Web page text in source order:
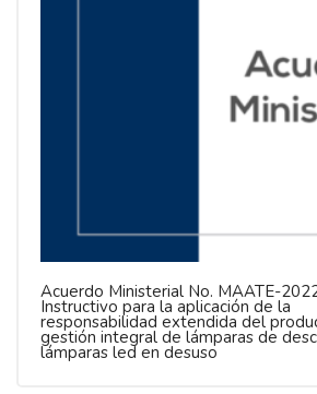
Acuerdo Ministerial No. MAATE-
Instructivo para la aplicación de la
responsabilidad extendida del
gestión integral de lámparas de
lámparas led en desuso